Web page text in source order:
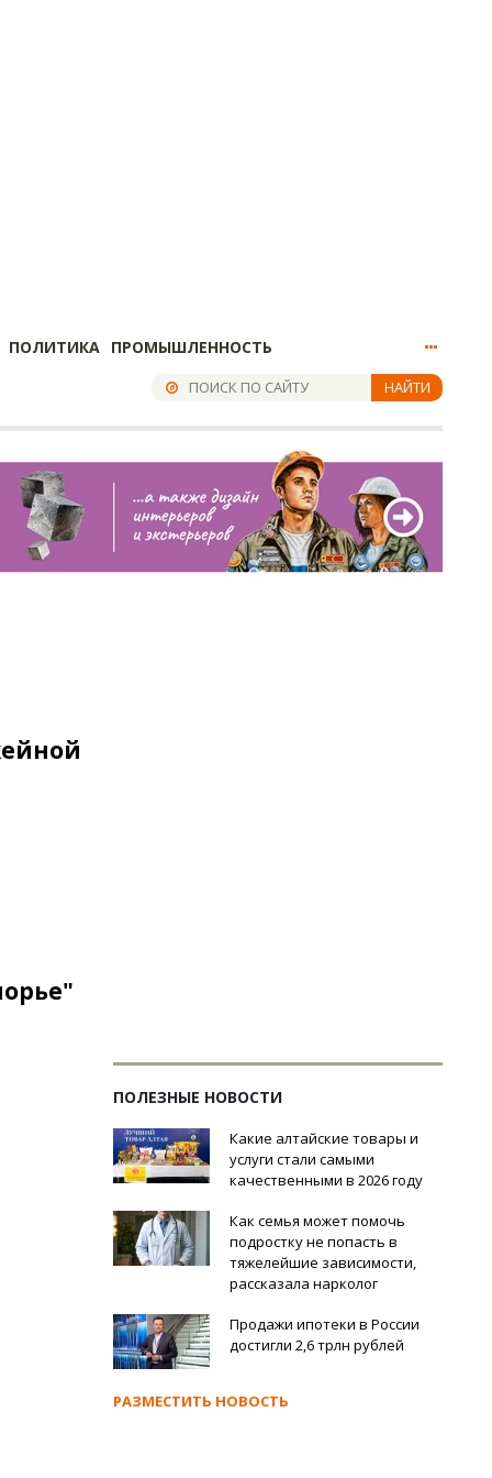
ПОЛИТИКА ПРОМЫШЛЕННОСТЬ
НАЙТИ
ПОЛЕЗНЫЕ НОВОСТИ
Какие алтайские товары и
услуги стали самыми
качественными в 2026 году
Как семья может помочь
подростку не попасть в
тяжелейшие зависимости,
рассказала нарколог
Продажи ипотеки в России
достигли 2,6 трлн рублей
РАЗМЕСТИТЬ НОВОСТЬ